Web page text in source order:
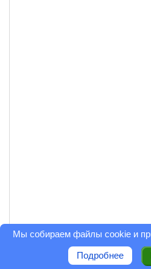
Мы собираем файлы cookie и
Подробнее